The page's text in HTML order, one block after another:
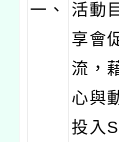
一、
活動
享會
流，
心與
投入